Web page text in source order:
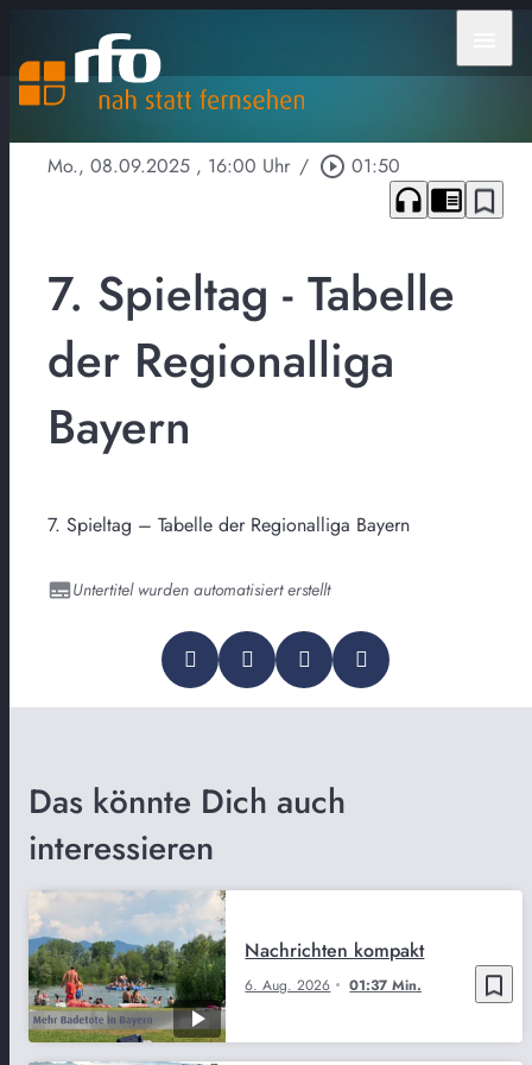
Mo., 08.09.2025 , 16:00 Uhr / play_circle_outline 01:50
headphones chrome_reader_mode bookmark_border
7. Spieltag - Tabelle
der Regionalliga
Bayern
7. Spieltag – Tabelle der Regionalliga Bayern
Untertitel wurden automatisiert erstellt
Das könnte Dich auch
interessieren
bookmark_border
6. Aug. 2026 01:37 Min.
Nachrichten kompakt